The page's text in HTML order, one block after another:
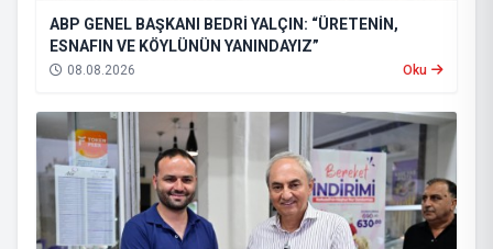
ABP GENEL BAŞKANI BEDRİ YALÇIN: “ÜRETENİN,
ESNAFIN VE KÖYLÜNÜN YANINDAYIZ”
08.08.2026 Oku